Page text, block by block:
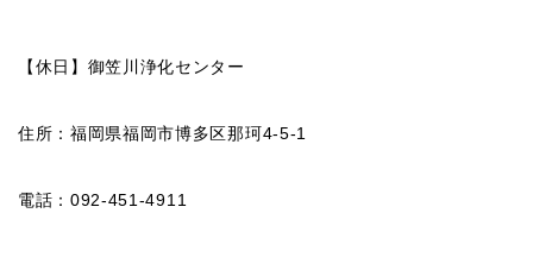
【休日】御笠川浄化センター
住所：福岡県福岡市博多区那珂4-5-1
電話：092-451-4911